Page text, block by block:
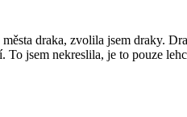
draka, zvolila jsem draky.
jsem nekreslila, je to pouze